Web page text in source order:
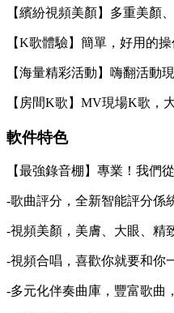
【繽紛視頻美顏】多重美顏
【K歌體驗】簡單，好用的
【海量精彩活動】嗨翻活動
【房間K歌】MV現場K歌，
軟件特色
【最強錄音棚】專業！我們
-歌曲評分，全新智能評分係
-視頻美顏，美膚、大眼、精
-視頻合唱，喜歡你就要和你
-多元化伴奏曲庫，豐富歌曲